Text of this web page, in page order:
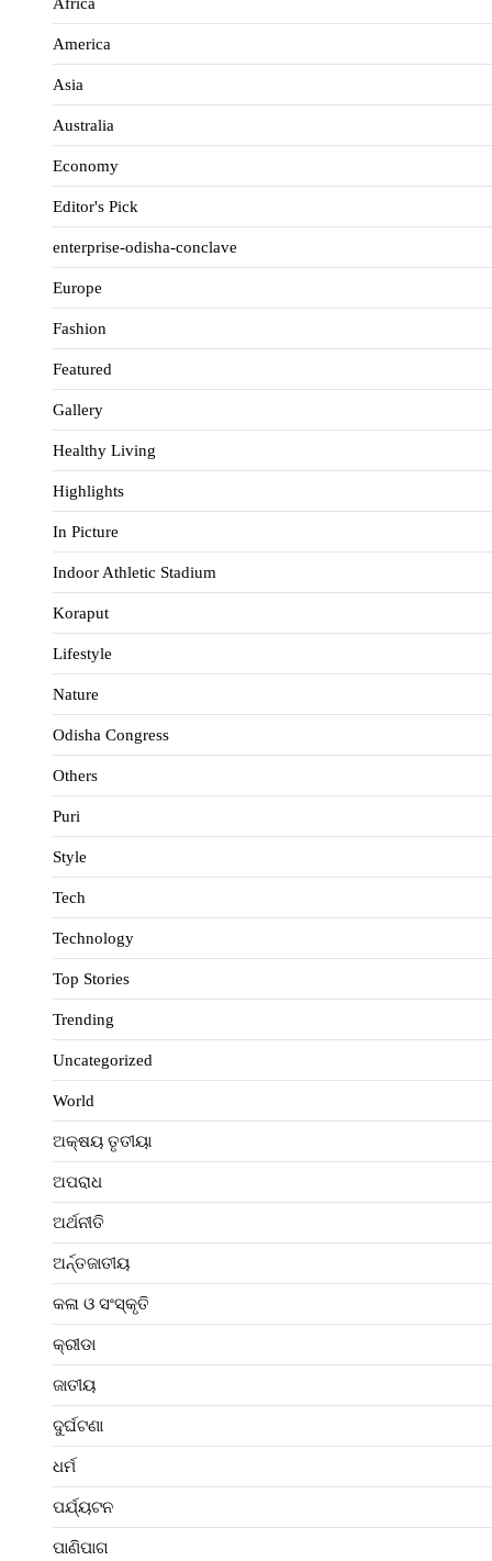
America
Asia
Australia
Economy
Editor's Pick
enterprise-odisha-conclave
Europe
Fashion
Featured
Gallery
Healthy Living
Highlights
In Picture
Indoor Athletic Stadium
Koraput
Lifestyle
Nature
Odisha Congress
Others
Puri
Style
Tech
Technology
Top Stories
Trending
Uncategorized
World
ଅକ୍ଷୟ ତୃତୀୟା
ଅପରାଧ
ଅର୍ଥନୀତି
ଅର୍ନ୍ତଜାତୀୟ
କଳା ଓ ସଂସ୍କୃତି
କ୍ରୀଡା
ଜାତୀୟ
ଦୁର୍ଘଟଣା
ଧର୍ମ
ପର୍ଯ୍ୟଟନ
ପାଣିପାଗ